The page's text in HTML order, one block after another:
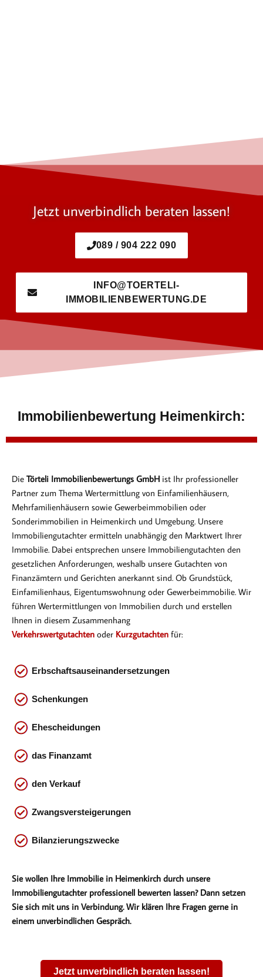
Jetzt unverbindlich beraten lassen!
089 / 904 222 090
INFO@TOERTELI-
IMMOBILIENBEWERTUNG.DE
Immobilienbewertung Heimenkirch:
Die Törteli Immobilienbewertungs GmbH ist Ihr professioneller
Partner zum Thema Wertermittlung von Einfamilienhäusern,
Mehrfamilienhäusern sowie Gewerbeimmobilien oder
Sonderimmobilien in Heimenkirch und Umgebung. Unsere
Immobiliengutachter ermitteln unabhängig den Marktwert Ihrer
Immobilie. Dabei entsprechen unsere Immobiliengutachten den
gesetzlichen Anforderungen, weshalb unsere Gutachten von
Finanzämtern und Gerichten anerkannt sind. Ob Grundstück,
Einfamilienhaus, Eigentumswohnung oder Gewerbeimmobilie. Wir
führen Wertermittlungen von Immobilien durch und erstellen
Ihnen in diesem Zusammenhang
Verkehrswertgutachten oder Kurzgutachten für:
Erbschaftsauseinandersetzungen
Schenkungen
Ehescheidungen
das Finanzamt
den Verkauf
Zwangsversteigerungen
Bilanzierungszwecke
Sie wollen Ihre Immobilie in Heimenkirch durch unsere
Immobiliengutachter professionell bewerten lassen? Dann setzen
Sie sich mit uns in Verbindung. Wir klären Ihre Fragen gerne in
einem unverbindlichen Gespräch.
Jetzt unverbindlich beraten lassen!